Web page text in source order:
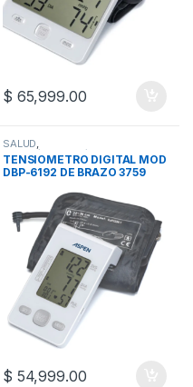
$ 65,999.00
SALUD
SALUD/BELLEZA/FITNESS ,
TENSIOMETROS
TENSIOMETRO DIGITAL MOD
DBP-6192 DE BRAZO 3759
$ 54,999.00